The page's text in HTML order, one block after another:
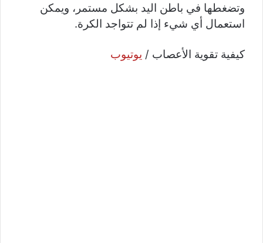
وتضغطها في باطن اليد بشكل مستمر، ويمكن
استعمال أي شيء إذا لم تتواجد الكرة.
كيفية تقوية الأعصاب / يوتيوب